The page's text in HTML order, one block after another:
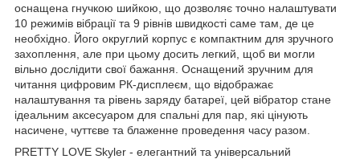
оснащена гнучкою шийкою, що дозволяє точно налаштувати
10 режимів вібрації та 9 рівнів швидкості саме там, де це
необхідно. Його округлий корпус є компактним для зручного
захоплення, але при цьому досить легкий, щоб ви могли
вільно дослідити свої бажання. Оснащений зручним для
читання цифровим РК-дисплеєм, що відображає
налаштування та рівень заряду батареї, цей вібратор стане
ідеальним аксесуаром для спальні для пар, які цінують
насичене, чуттєве та блаженне проведення часу разом.
PRETTY LOVE Skyler - елегантний та універсальний